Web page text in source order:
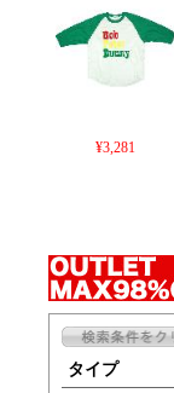
¥3,281
タイプ